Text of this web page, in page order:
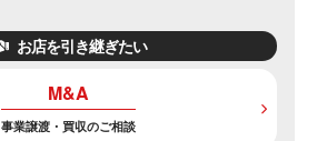
お店を引き継ぎたい
M&A
事業譲渡・買収のご相談